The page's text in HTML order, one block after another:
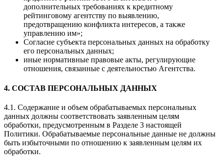
дополнительных требованиях к кредитному
рейтинговому агентству по выявлению,
предотвращению конфликта интересов, а также
управлению им»;
Согласие субъекта персональных данных на обработку
его персональных данных;
иные нормативные правовые акты, регулирующие
отношения, связанные с деятельностью Агентства.
4. СОСТАВ ПЕРСОНАЛЬНЫХ ДАННЫХ
4.1. Содержание и объем обрабатываемых персональных
данных должны соответствовать заявленным целям
обработки, предусмотренным в Разделе 3 настоящей
Политики. Обрабатываемые персональные данные не должны
быть избыточными по отношению к заявленным целям их
обработки.